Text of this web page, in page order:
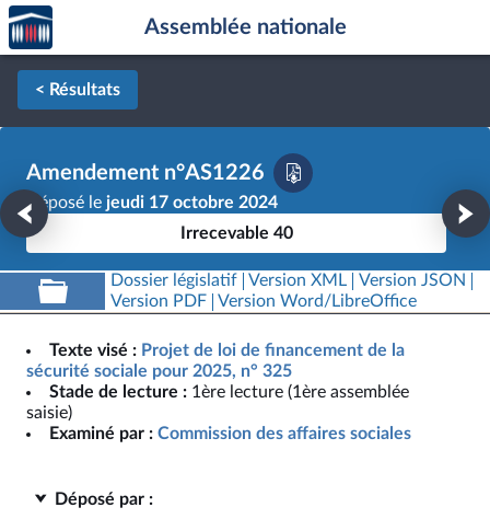
Aller au contenu
Aller en bas de la page
Accèder
à la
page
d'accueil
Assemblée nationale
< Résultats
Amendement n°AS1226
Déposé le jeudi 17 octobre 2024
Irrecevable 40
Dossier législatif Version XML
Version JSON
Version PDF
Version Word/LibreOffice
Texte visé : Projet de loi de financement de la
sécurité sociale pour 2025, n° 325
Stade de lecture : 1ère lecture (1ère assemblée
saisie)
Examiné par : Commission des affaires sociales
Déposé par :